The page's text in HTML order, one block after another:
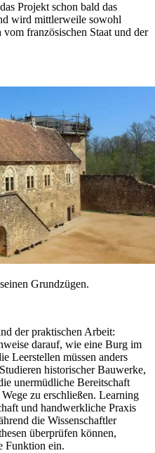
Projekt schon bald das
wird mittlerweile sowohl
französischen Staat und der
Grundzügen.
der praktischen Arbeit:
darauf, wie eine Burg im
Leerstellen müssen anders
historischer Bauwerke,
unermüdliche Bereitschaft
zu erschließen. Learning
und handwerkliche Praxis
die Wissenschaftler
überprüfen können,
Funktion ein.